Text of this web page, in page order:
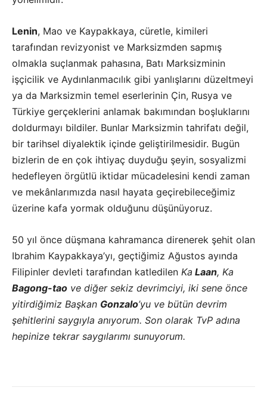
Lenin, Mao ve Kaypakkaya, cüretle, kimileri
tarafından revizyonist ve Marksizmden sapmış
olmakla suçlanmak pahasına, Batı Marksizminin
işçicilik ve Aydınlanmacılık gibi yanlışlarını düzeltmeyi
ya da Marksizmin temel eserlerinin Çin, Rusya ve
Türkiye gerçeklerini anlamak bakımından boşluklarını
doldurmayı bildiler. Bunlar Marksizmin tahrifatı değil,
bir tarihsel diyalektik içinde geliştirilmesidir. Bugün
bizlerin de en çok ihtiyaç duyduğu şeyin, sosyalizmi
hedefleyen örgütlü iktidar mücadelesini kendi zaman
ve mekânlarımızda nasıl hayata geçirebileceğimiz
üzerine kafa yormak olduğunu düşünüyoruz.
50 yıl önce düşmana kahramanca direnerek şehit olan
Ibrahim Kaypakkaya’yı, geçtiğimiz Ağustos ayında
Filipinler devleti tarafından katledilen Ka Laan, Ka
Bagong-tao ve diğer sekiz devrimciyi, iki sene önce
yitirdiğimiz Başkan Gonzalo’yu ve bütün devrim
şehitlerini saygıyla anıyorum. Son olarak TvP adına
hepinize tekrar saygılarımı sunuyorum.